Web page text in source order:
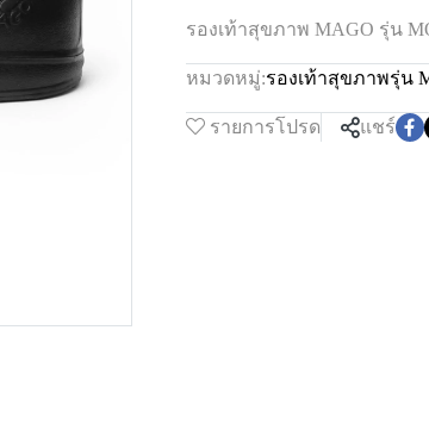
รองเท้าสุขภาพ MAGO รุ่น
หมวดหมู่:รองเท้าสุขภาพรุ่น
รายการโปรด แชร์